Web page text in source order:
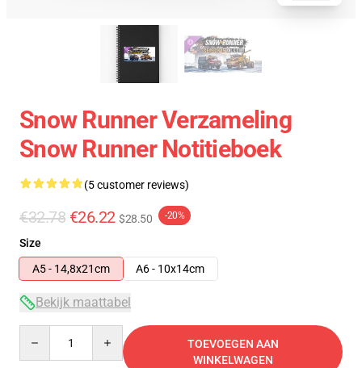
Snow Runner Verzameling
Snow Runner Notitieboek
(5 customer reviews)
€32.78 €26.22 $28.50 -20%
Size
A5 - 14,8x21cm
A6 - 10x14cm
Bekijk maattabel
TOEVOEGEN AAN
WINKELWAGEN